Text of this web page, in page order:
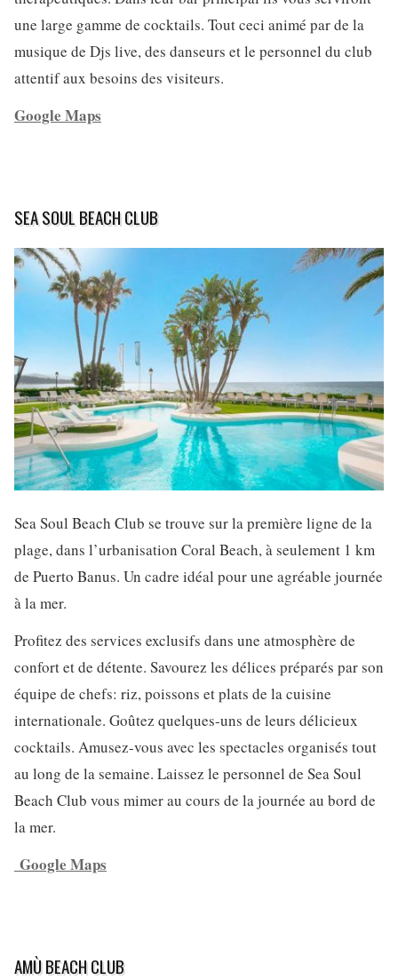
une large gamme de cocktails. Tout ceci animé par de la
musique de Djs live, des danseurs et le personnel du club
attentif aux besoins des visiteurs.
Google Maps
SEA SOUL BEACH CLUB
Sea Soul Beach Club se trouve sur la première ligne de la
plage, dans l’urbanisation Coral Beach, à seulement 1 km
de Puerto Banus. Un cadre idéal pour une agréable journée
à la mer.
Profitez des services exclusifs dans une atmosphère de
confort et de détente. Savourez les délices préparés par son
équipe de chefs: riz, poissons et plats de la cuisine
internationale. Goûtez quelques-uns de leurs délicieux
cocktails. Amusez-vous avec les spectacles organisés tout
au long de la semaine. Laissez le personnel de Sea Soul
Beach Club vous mimer au cours de la journée au bord de
la mer.
Google Maps
AMÙ BEACH CLUB